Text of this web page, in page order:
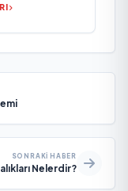
SONRAKI HABER
Nelerdir?